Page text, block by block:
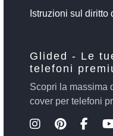
Istruzioni sul diritto
Glided - Le
telefoni
Scopri la massima
cover per telefoni